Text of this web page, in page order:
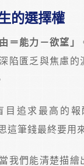
的選擇權
由＝能力－欲望」
陷匱乏與焦慮的
追求最高的
這筆錢最終要用
我們能清楚描